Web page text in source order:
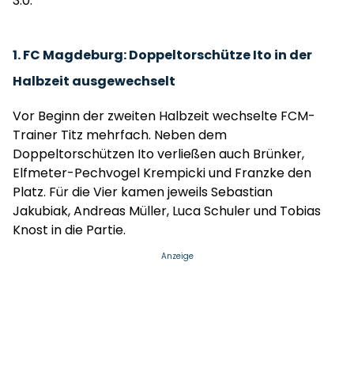
1. FC Magdeburg: Doppeltorschütze Ito in der
Halbzeit ausgewechselt
Vor Beginn der zweiten Halbzeit wechselte FCM-
Trainer Titz mehrfach. Neben dem
Doppeltorschützen Ito verließen auch Brünker,
Elfmeter-Pechvogel Krempicki und Franzke den
Platz. Für die Vier kamen jeweils Sebastian
Jakubiak, Andreas Müller, Luca Schuler und Tobias
Knost in die Partie.
Anzeige